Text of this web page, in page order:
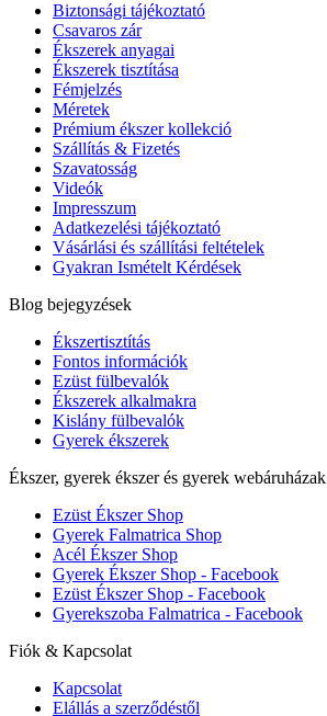
Biztonsági tájékoztató
Csavaros zár
Ékszerek anyagai
Ékszerek tisztítása
Fémjelzés
Méretek
Prémium ékszer kollekció
Szállítás & Fizetés
Szavatosság
Videók
Impresszum
Adatkezelési tájékoztató
Vásárlási és szállítási feltételek
Gyakran Ismételt Kérdések
Blog bejegyzések
Ékszertisztítás
Fontos információk
Ezüst fülbevalók
Ékszerek alkalmakra
Kislány fülbevalók
Gyerek ékszerek
Ékszer, gyerek ékszer és gyerek webáruházak
Ezüst Ékszer Shop
Gyerek Falmatrica Shop
Acél Ékszer Shop
Gyerek Ékszer Shop - Facebook
Ezüst Ékszer Shop - Facebook
Gyerekszoba Falmatrica - Facebook
Fiók & Kapcsolat
Kapcsolat
Elállás a szerződéstől